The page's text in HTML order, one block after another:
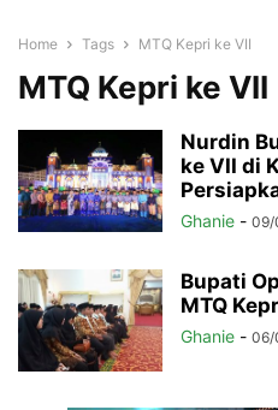
Home Tags MTQ Kepri ke VII
MTQ Kepri ke VII
Nurdin
ke VII di
Ghanie - 09/
Bupati
MTQ
Ghanie - 06/